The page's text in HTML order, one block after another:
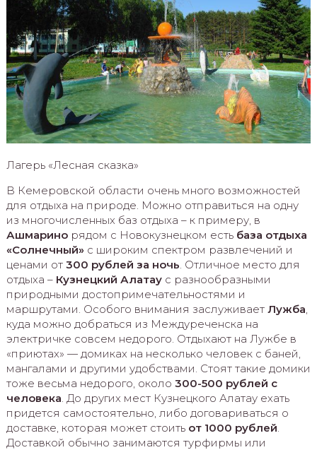
Лагерь «Лесная сказка»
В Кемеровской области очень много возможностей
для отдыха на природе. Можно отправиться на одну
из многочисленных баз отдыха – к примеру, в
Ашмаринорядом с Новокузнецком есть база отдыха
«Солнечный» с широким спектром развлечений и
ценами от 300 рублей за ночь. Отличное место для
отдыха – Кузнецкий Алатаус разнообразными
природными достопримечательностями и
маршрутами. Особого внимания заслуживает Лужба,
куда можно добраться из Междуреченска на
электричке совсем недорого. Отдыхают на Лужбе в
«приютах» — домиках на несколько человек с баней,
мангалами и другими удобствами. Стоят такие домики
тоже весьма недорого, около 300-500 рублей с
человека. До других мест Кузнецкого Алатау ехать
придется самостоятельно, либо договариваться о
доставке, которая может стоить от 1000 рублей.
Доставкой обычно занимаются турфирмы или